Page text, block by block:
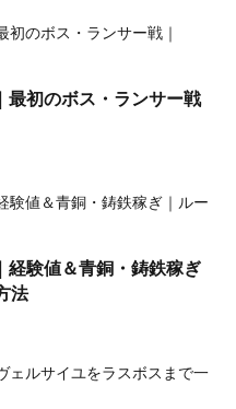
最初のボス・ランサー戦
経験値＆青銅・鋳鉄稼ぎ
法